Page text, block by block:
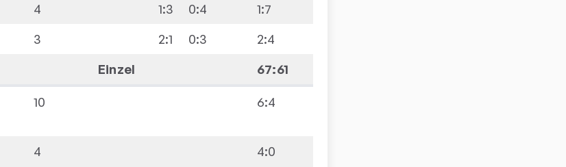
4 1:3 0:4 1:7
3 2:1 0:3 2:4
Einzel
67:61
10 6:4
4 4:0